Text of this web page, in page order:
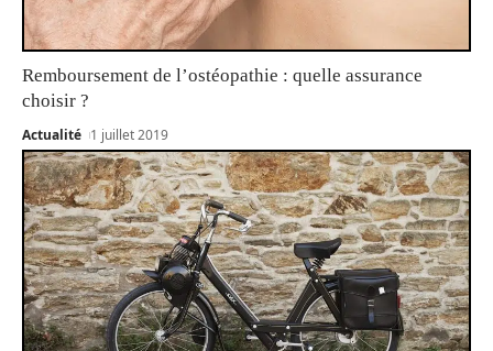
Remboursement de l’ostéopathie : quelle assurance
choisir ?
Actualité 1 juillet 2019